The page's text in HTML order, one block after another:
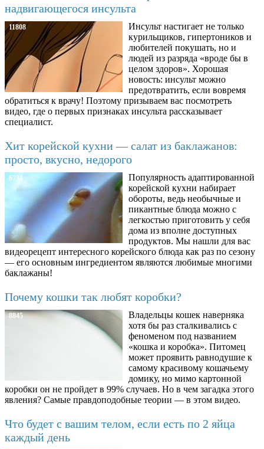
надвигающегося инсульта
11808
Инсульт настигает не только
курильщиков, гипертоников и
любителей покушать, но и
людей из разряда «вроде бы в
целом здоров». Хорошая
новость: инсульт можно
предотвратить, если вовремя
обратиться к врачу! Поэтому призываем вас посмотреть
видео, где о первых признаках инсульта рассказывает
специалист.
Хит корейской кухни — салат из баклажанов:
просто, вкусно, недорого
6734
Популярность адаптированной
корейской кухни набирает
обороты, ведь необычные и
пикантные блюда можно с
легкостью приготовить у себя
дома из вполне доступных
продуктов. Мы нашли для вас
видеорецепт интересного корейского блюда как раз по сезону
— его основным ингредиентом являются любимые многими
баклажаны!
Почему кошки так любят коробки?
8845
Владельцы кошек наверняка
хотя бы раз сталкивались с
феноменом под названием
«кошка и коробка». Питомец
может проявить равнодушие к
самому красивому кошачьему
домику, но мимо картонной
коробки он не пройдет в 99% случаев. Но в чем загадка этого
явления? Самые правдоподобные теории — в этом видео.
Что будет с вашим телом, если есть по 2 яйца
каждый день